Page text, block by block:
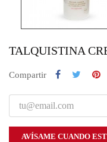
TALQUISTINA
Compartir
AVÍSAME CUANDO